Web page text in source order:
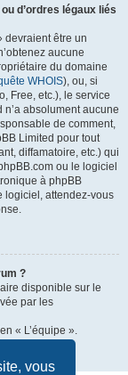
vous
d’ordres légaux liés
devraient être un
aucune
du domaine
WHOIS), ou, si
Free, etc.), le service
absolument aucune
de comment,
Limited pour tout
diffamatoire, etc.) qui
ou le logiciel
à phpBB
logiciel, attendez-vous
?
disponible sur le
par les
« L’équipe ».